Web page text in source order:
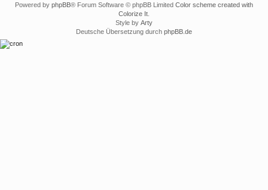
Powered by phpBB® Forum Software © phpBB Limited Color scheme created with
Colorize It
Style by Arty
Deutsche Übersetzung durch phpBB.de